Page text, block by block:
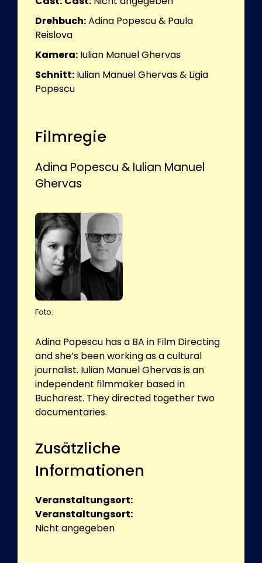
Drehbuch:Adina Popescu & Paula
Reislova
Kamera: Iulian Manuel Ghervas
Schnitt: Iulian Manuel Ghervas & Ligia
Popescu
Filmregie
Adina Popescu & Iulian Manuel
Ghervas
Foto:
Adina Popescu has a BA in Film Directing
and she’s been working as a cultural
journalist. Iulian Manuel Ghervas is an
independent filmmaker based in
Bucharest. They directed together two
documentaries.
Zusätzliche
Informationen
Veranstaltungsort:
Veranstaltungsort:
Nicht angegeben